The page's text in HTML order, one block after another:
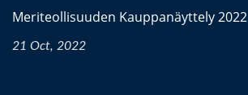
Meriteollisuuden Kauppanäyttely 2022
21 Oct, 2022